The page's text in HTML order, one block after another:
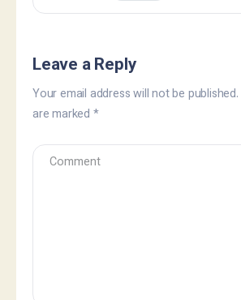
Leave a Reply
Your email address will not be published.
are marked *